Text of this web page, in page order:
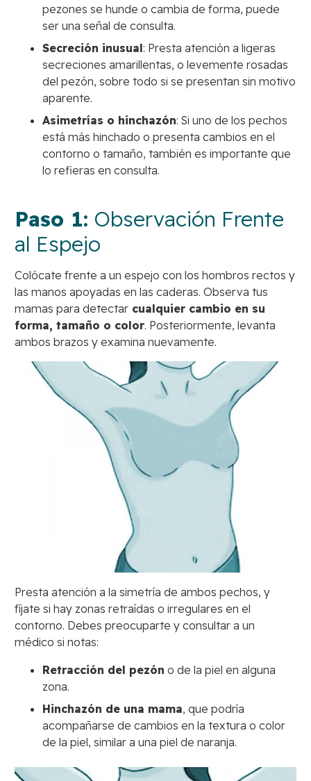
pezones se hunde o cambia de forma, puede
ser una señal de consulta.
Secreción inusual: Presta atención a ligeras
secreciones amarillentas, o levemente rosadas
del pezón, sobre todo si se presentan sin motivo
aparente.
Asimetrías o hinchazón: Si uno de los pechos
está más hinchado o presenta cambios en el
contorno o tamaño, también es importante que
lo refieras en consulta.
Paso 1: Observación Frente
al Espejo
Colócate frente a un espejo con los hombros rectos y
las manos apoyadas en las caderas. Observa tus
mamas para detectar cualquier cambio en su
forma, tamaño o color. Posteriormente, levanta
ambos brazos y examina nuevamente.
Presta atención a la simetría de ambos pechos, y
fíjate si hay zonas retraídas o irregulares en el
contorno. Debes preocuparte y consultar a un
médico si notas:
Retracción del pezón o de la piel en alguna
zona.
Hinchazón de una mama, que podría
acompañarse de cambios en la textura o color
de la piel, similar a una piel de naranja.